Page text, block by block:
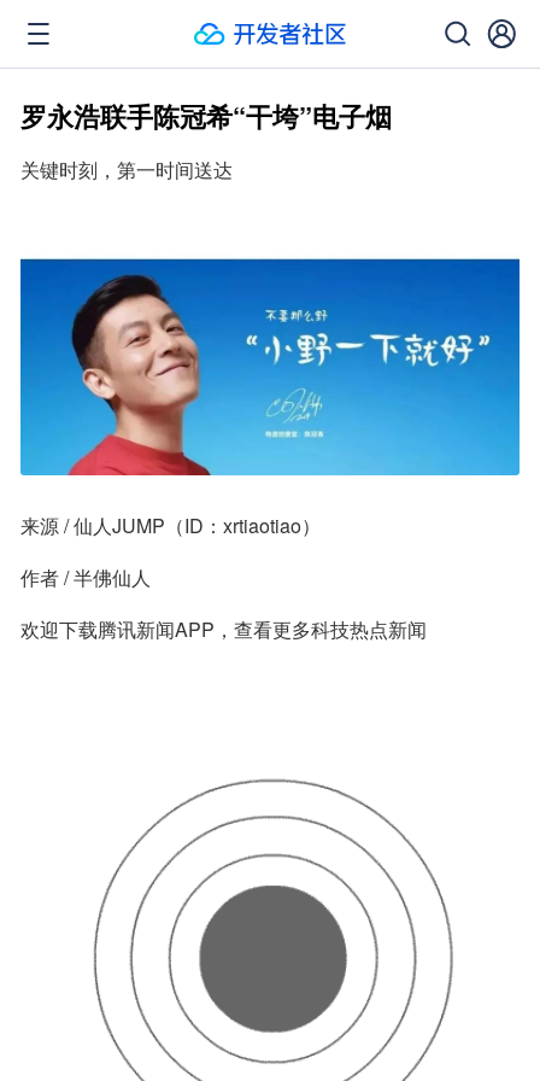
罗永浩联手陈冠希“干垮”电子烟
关键时刻，第一时间送达
来源 / 仙人JUMP（ID：xrtiaotiao）
作者 / 半佛仙人
欢迎下载腾讯新闻APP，查看更多科技热点新闻